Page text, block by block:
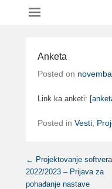
Anketa
Posted on
Link ka anketi: [
Posted in Vesti
Post navigation
← Projektovanje softvera
2022/2023 – Prijava za
pohađanje nastave